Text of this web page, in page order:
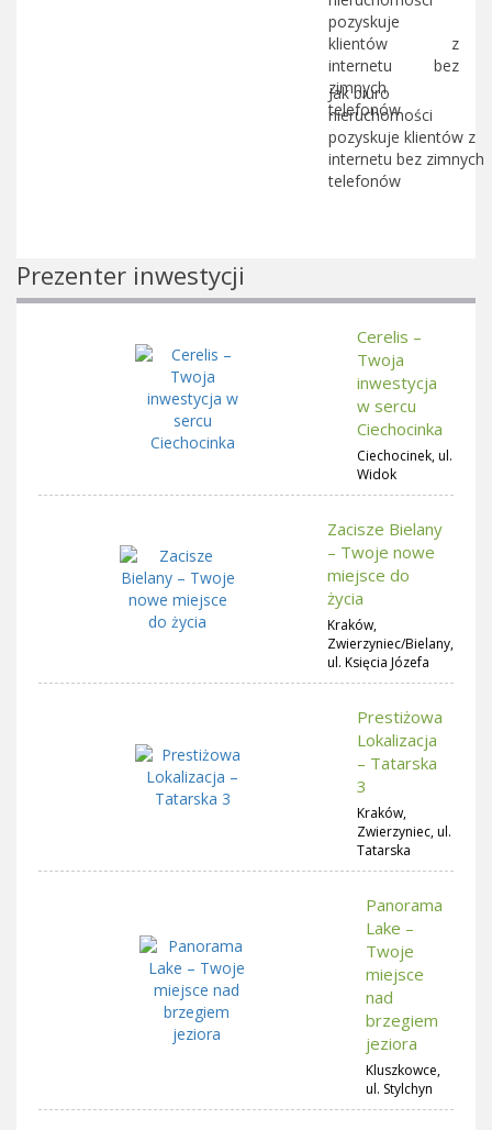
Jak biuro
nieruchomości
pozyskuje klientów z
internetu bez zimnych
telefonów
Prezenter inwestycji
Cerelis –
Twoja
inwestycja
w sercu
Ciechocinka
Ciechocinek, ul.
Widok
Zacisze Bielany
– Twoje nowe
miejsce do
życia
Kraków,
Zwierzyniec/Bielany,
ul. Księcia Józefa
Prestiżowa
Lokalizacja
– Tatarska
3
Kraków,
Zwierzyniec, ul.
Tatarska
Panorama
Lake –
Twoje
miejsce
nad
brzegiem
jeziora
Kluszkowce,
ul. Stylchyn